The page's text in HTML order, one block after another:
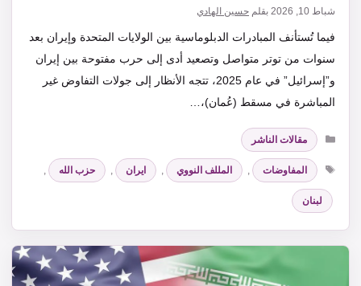
شباط 10, 2026 بقلم حسين الهادي
فيما تُستأنف المبادرات الدبلوماسية بين الولايات المتحدة وإيران بعد
سنوات من توتر متواصل وتصعيد أدى إلى حرب مفتوحة بين إيران
و”إسرائيل” في عام 2025، تتجه الأنظار إلى جولات التفاوض غير
المباشرة في مسقط (عُمان)،…
التصنيفات
مقالات الناشر
الوسوم
المفاوضات المللف النووي ايران حزب الله
لبنان